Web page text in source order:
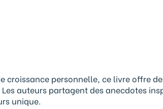
croissance personnelle, ce livre offre
auteurs partagent des anecdotes
unique.